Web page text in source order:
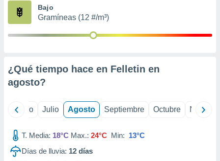
publicidad
1199
Bajo
Gramíneas (12 #/m³)
¿Qué tiempo hace en Felletin en
agosto?
Junio Julio Agosto Septiembre Octubre
T. Media: 18°C Max.: 24°C Min: 13°C
Días de lluvia: 12 días